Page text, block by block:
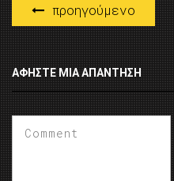
προηγούμενο
ΑΦΉΣΤΕ ΜΙΑ ΑΠΆΝΤΗΣΗ